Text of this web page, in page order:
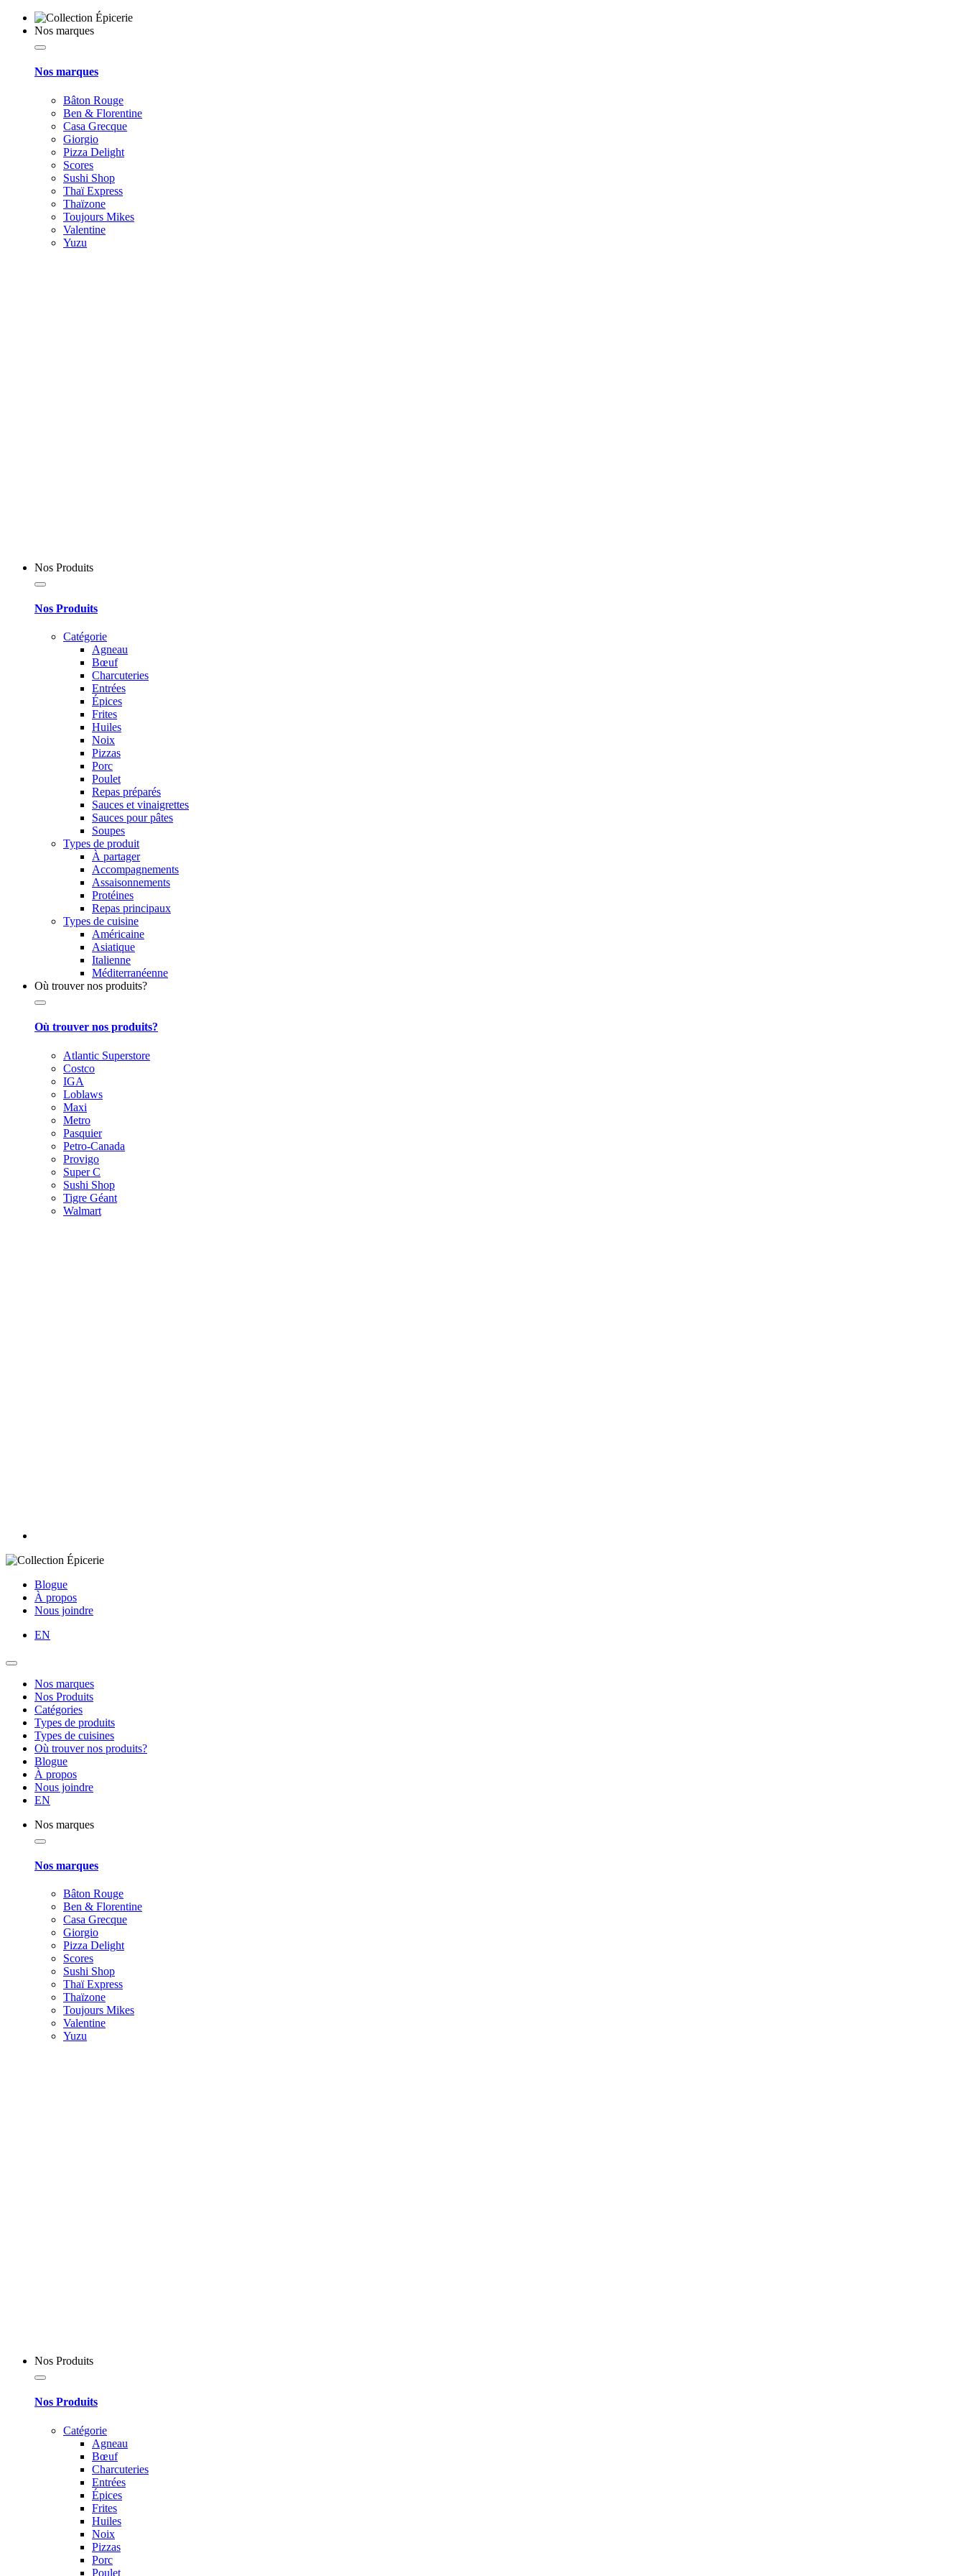
Nos marques
Nos marques
Bâton Rouge
Ben & Florentine
Casa Grecque
Giorgio
Pizza Delight
Scores
Sushi Shop
Thaï Express
Thaïzone
Toujours Mikes
Valentine
Yuzu
Nos Produits
Nos Produits
Catégorie
Agneau
Bœuf
Charcuteries
Entrées
Épices
Frites
Huiles
Noix
Pizzas
Porc
Poulet
Repas préparés
Sauces et vinaigrettes
Sauces pour pâtes
Soupes
Types de produit
À partager
Accompagnements
Assaisonnements
Protéines
Repas principaux
Types de cuisine
Américaine
Asiatique
Italienne
Méditerranéenne
Où trouver nos produits?
Où trouver nos produits?
Atlantic Superstore
Costco
IGA
Loblaws
Maxi
Metro
Pasquier
Petro-Canada
Provigo
Super C
Sushi Shop
Tigre Géant
Walmart
Blogue
À propos
Nous joindre
EN
Nos marques
Nos Produits
Catégories
Types de produits
Types de cuisines
Où trouver nos produits?
Blogue
À propos
Nous joindre
EN
Nos marques
Nos marques
Bâton Rouge
Ben & Florentine
Casa Grecque
Giorgio
Pizza Delight
Scores
Sushi Shop
Thaï Express
Thaïzone
Toujours Mikes
Valentine
Yuzu
Nos Produits
Nos Produits
Catégorie
Agneau
Bœuf
Charcuteries
Entrées
Épices
Frites
Huiles
Noix
Pizzas
Porc
Poulet